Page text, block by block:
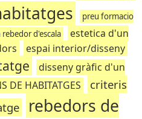
preu formacio
d'escala
estetica d'un
espai interior/disseny
disseny gràfic d'un
DE HABITATGES
criteris
rebedors de